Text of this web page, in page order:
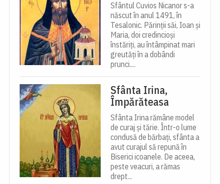
Sfântul Cuvios Nicanor s-a
născut în anul 1491, în
Tesalonic. Părinții săi, Ioan și
Maria, doi credincioși
înstăriți, au întâmpinat mari
greutăți în a dobândi
prunci....
Sfânta Irina,
Împărăteasa
Sfânta Irina rămâne model
de curaj și tărie. Într-o lume
condusă de bărbați, sfânta a
avut curajul să repună în
Biserici icoanele. De aceea,
peste veacuri, a rămas
drept...